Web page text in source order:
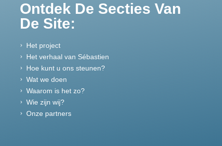
Ontdek De Secties Van
De Site:
Het project
Het verhaal van Sébastien
Hoe kunt u ons steunen?
Wat we doen
Waarom is het zo?
Wie zijn wij?
Onze partners